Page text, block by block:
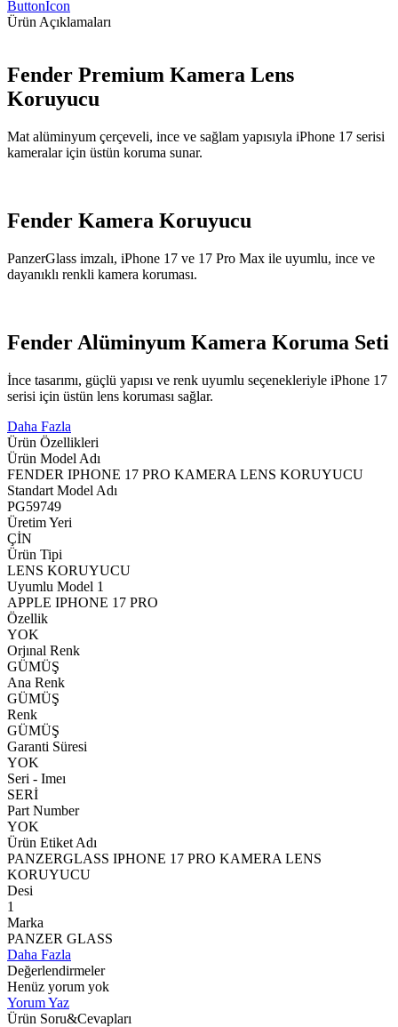
ButtonIcon
Ürün Açıklamaları
Fender Premium Kamera Lens
Koruyucu
Mat alüminyum çerçeveli, ince ve sağlam yapısıyla iPhone 17 serisi
kameralar için üstün koruma sunar.
Fender Kamera Koruyucu
PanzerGlass imzalı, iPhone 17 ve 17 Pro Max ile uyumlu, ince ve
dayanıklı renkli kamera koruması.
Fender Alüminyum Kamera Koruma Seti
İnce tasarımı, güçlü yapısı ve renk uyumlu seçenekleriyle iPhone 17
serisi için üstün lens koruması sağlar.
Daha Fazla
Ürün Özellikleri
Ürün Model Adı
FENDER IPHONE 17 PRO KAMERA LENS KORUYUCU
Standart Model Adı
PG59749
Üretim Yeri
ÇİN
Ürün Tipi
LENS KORUYUCU
Uyumlu Model 1
APPLE IPHONE 17 PRO
Özellik
YOK
Orjınal Renk
GÜMÜŞ
Ana Renk
GÜMÜŞ
Renk
GÜMÜŞ
Garanti Süresi
YOK
Seri - Imeı
SERİ
Part Number
YOK
Ürün Etiket Adı
PANZERGLASS IPHONE 17 PRO KAMERA LENS
KORUYUCU
Desi
1
Marka
PANZER GLASS
Daha Fazla
Değerlendirmeler
Henüz yorum yok
Yorum Yaz
Ürün Soru&Cevapları